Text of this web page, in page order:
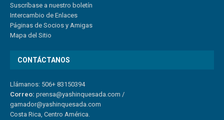
Suscríbase a nuestro boletín
Intercambio de Enlaces
Páginas de Socios y Amigas
Mapa del Sitio
CONTÁCTANOS
Llámanos: 506+ 83150394
Correo: prensa@yashinquesada.com /
gamador@yashinquesada.com
Costa Rica, Centro América.